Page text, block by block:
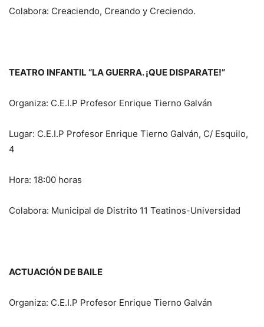
Colabora: Creaciendo, Creando y Creciendo.
TEATRO INFANTIL “LA GUERRA. ¡QUE DISPARATE!”
Organiza: C.E.I.P Profesor Enrique Tierno Galván
Lugar: C.E.I.P Profesor Enrique Tierno Galván, C/ Esquilo,
4
Hora: 18:00 horas
Colabora: Municipal de Distrito 11 Teatinos-Universidad
ACTUACIÓN DE BAILE
Organiza: C.E.I.P Profesor Enrique Tierno Galván